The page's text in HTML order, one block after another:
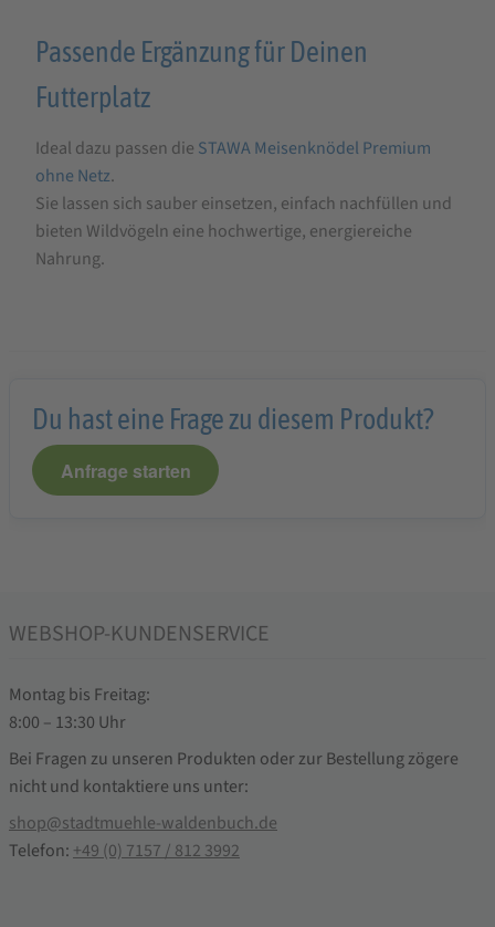
Passende Ergänzung für Deinen
Futterplatz
Ideal dazu passen die STAWA Meisenknödel Premium
ohne Netz.
Sie lassen sich sauber einsetzen, einfach nachfüllen und
bieten Wildvögeln eine hochwertige, energiereiche
Nahrung.
Du hast eine Frage zu diesem Produkt?
Anfrage starten
WEBSHOP-KUNDENSERVICE
Montag bis Freitag:
8:00 – 13:30 Uhr
Bei Fragen zu unseren Produkten oder zur Bestellung zögere
nicht und kontaktiere uns unter:
shop@stadtmuehle-waldenbuch.de
Telefon: +49 (0) 7157 / 812 3992